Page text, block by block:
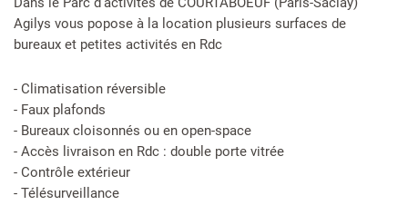
Agilys vous popose à la location plusieurs surfaces de
bureaux et petites activités en Rdc
- Climatisation réversible
- Faux plafonds
- Bureaux cloisonnés ou en open-space
- Accès livraison en Rdc : double porte vitrée
- Contrôle extérieur
- Télésurveillance